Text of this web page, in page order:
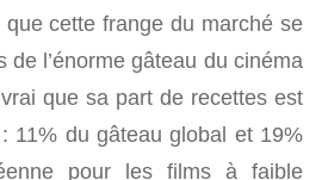
cette frange du marché se
de l’énorme gâteau du cinéma
que sa part de recettes est
11% du gâteau global et 19%
pour les films à faible